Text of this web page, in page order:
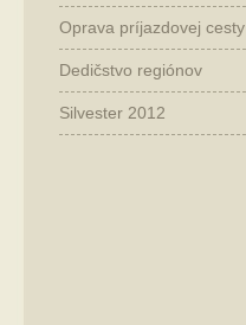
Oprava príjazdovej cesty
Dedičstvo regiónov
Silvester 2012